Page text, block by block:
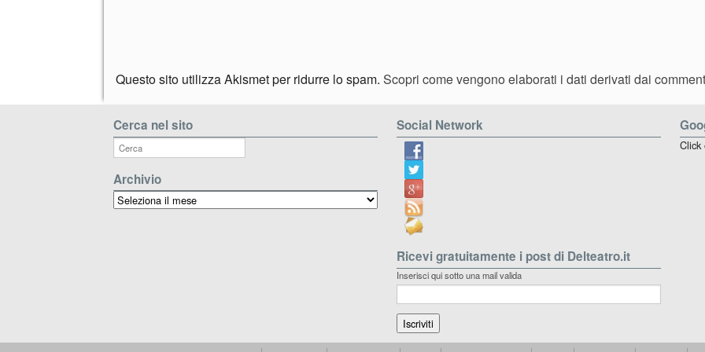
Questo sito utilizza Akismet per ridurre lo spam. Scopri come vengono elaborati i dati derivati dai
Cerca nel sito
Archivio
Archivio
Social Network
Ricevi gratuitamente i post di Delteatro.it
Inserisci qui sotto una mail valida
Click